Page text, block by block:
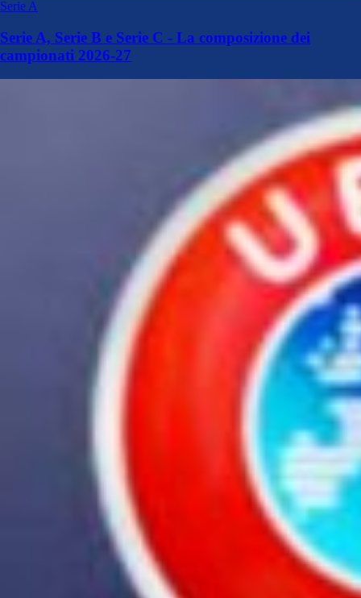
Serie A
Serie A, Serie B e Serie C - La composizione dei
campionati 2026-27